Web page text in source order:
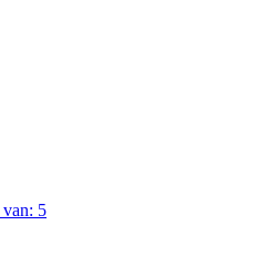
van: 5